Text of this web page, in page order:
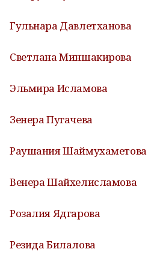
Гульнара Давлетханова
Светлана Миншакирова
Эльмира Исламова
Зенера Пугачева
Раушания Шаймухаметова
Венера Шайхелисламова
Розалия Ядгарова
Резида Билалова